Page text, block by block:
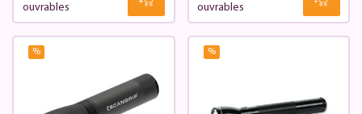
ouvrables
ouvrables
% %